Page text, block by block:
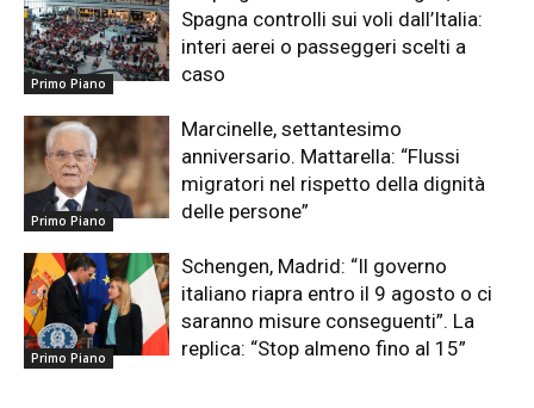
Primo Piano
Spagna controlli sui voli dall’Italia:
interi aerei o passeggeri scelti a
caso
Primo Piano
Marcinelle, settantesimo
anniversario. Mattarella: “Flussi
migratori nel rispetto della dignità
delle persone”
Primo Piano
Schengen, Madrid: “Il governo
italiano riapra entro il 9 agosto o ci
saranno misure conseguenti”. La
replica: “Stop almeno fino al 15”